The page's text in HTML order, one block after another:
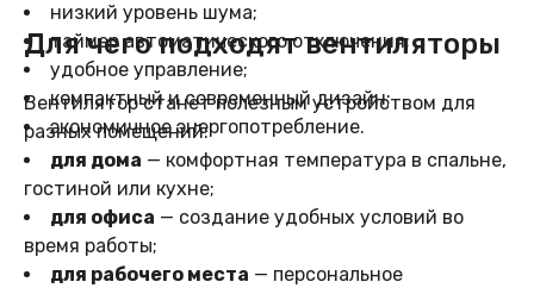
низкий уровень шума;
таймер автоматического отключения;
удобное управление;
компактный и современный дизайн;
экономичное энергопотребление.
Для чего подходят вентиляторы
Вентилятор станет полезным устройством для
разных помещений:
для дома — комфортная температура в спальне,
гостиной или кухне;
для офиса — создание удобных условий во
время работы;
для рабочего места — персональное